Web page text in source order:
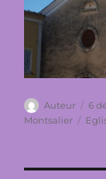
Auteur
Auteur
le
6
Montsalier